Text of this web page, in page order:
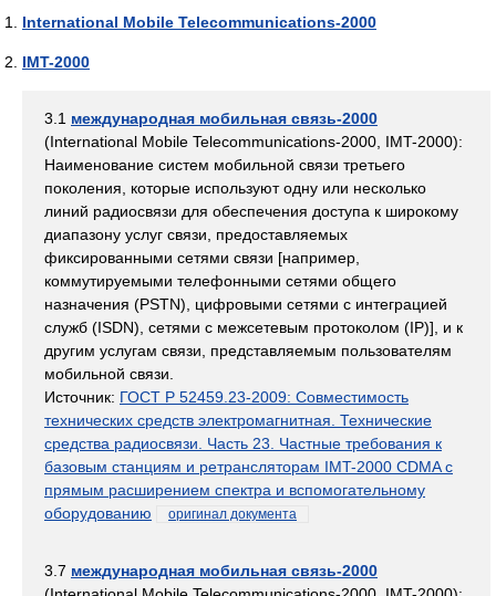
International Mobile Telecommunications-2000
IMT-2000
3.1 международная мобильная связь-2000
(International Mobile Telecommunications-2000, IMT-2000):
Наименование систем мобильной связи третьего
поколения, которые используют одну или несколько
линий радиосвязи для обеспечения доступа к широкому
диапазону услуг связи, предоставляемых
фиксированными сетями связи [например,
коммутируемыми телефонными сетями общего
назначения (PSTN), цифровыми сетями с интеграцией
служб (ISDN), сетями с межсетевым протоколом (IP)], и к
другим услугам связи, представляемым пользователям
мобильной связи.
Источник: ГОСТ Р 52459.23-2009: Совместимость
технических средств электромагнитная. Технические
средства радиосвязи. Часть 23. Частные требования к
базовым станциям и ретрансляторам IMT-2000 CDMA с
прямым расширением спектра и вспомогательному
оборудованию
оригинал документа
3.7 международная мобильная связь-2000